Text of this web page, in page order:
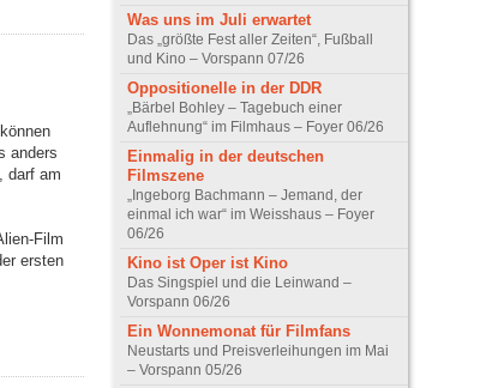
anders
darf am
Film
ersten
Was uns im Juli erwartet
Das „größte Fest aller Zeiten“, Fußball
und Kino – Vorspann 07/26
Oppositionelle in der DDR
„Bärbel Bohley – Tagebuch einer
Auflehnung“ im Filmhaus – Foyer 06/26
Einmalig in der deutschen
Filmszene
„Ingeborg Bachmann – Jemand, der
einmal ich war“ im Weisshaus – Foyer
06/26
Kino ist Oper ist Kino
Das Singspiel und die Leinwand –
Vorspann 06/26
Ein Wonnemonat für Filmfans
Neustarts und Preisverleihungen im Mai
– Vorspann 05/26